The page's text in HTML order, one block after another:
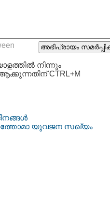
നിന്നും
CTRL+M
യുവജന സഖ്യം